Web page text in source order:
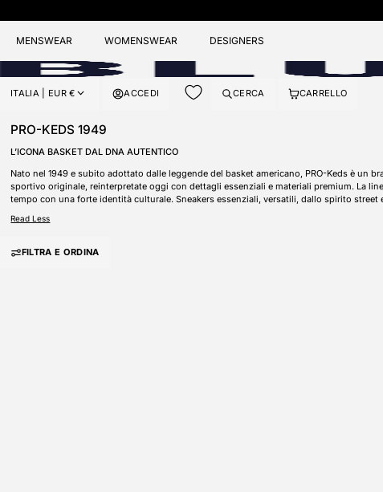
MENSWEAR WOMENSWEAR DESIGNERS
PAESE/AREA GEOGRAFICA:
ITALIA | EUR € ACCEDI CERCA CARRELLO
PRO-KEDS 1949
L’ICONA BASKET DAL DNA AUTENTICO
Nato nel 1949 e subito adottato dalle leggende del basket americano, PRO-Keds è un
sportivo originale, reinterpretate oggi con dettagli essenziali e materiali premium. La
tempo con una forte identità culturale. Sneakers essenziali, versatili, dallo spirito
Read Less
FILTRA E ORDINA